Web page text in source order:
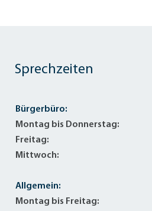
Sprechzeiten
Bürgerbüro:
Montag bis Donnerstag:
Freitag:
Mittwoch:
Allgemein:
Montag bis Freitag: